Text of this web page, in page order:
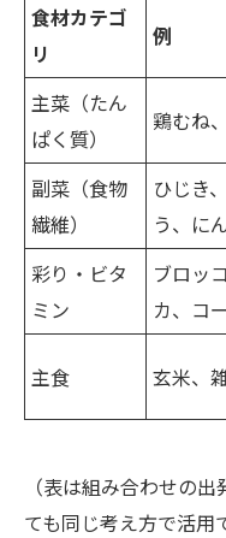
食材カテゴ
リ
例
主菜（たん
ぱく質）
鶏むね
副菜（食物
繊維）
ひじき
う、に
彩り・ビタ
ミン
ブロッ
カ、コ
主食 玄米、
（表は組み合わせの
ても同じ考え方で活用